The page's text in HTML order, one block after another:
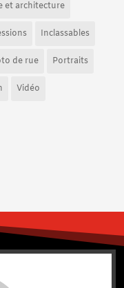
et architecture
Inclassables
de rue Portraits
Vidéo